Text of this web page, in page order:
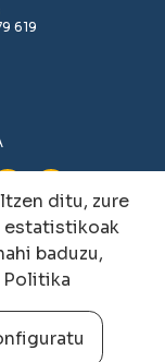
619
ditu, zure
estatistikoak
baduzu,